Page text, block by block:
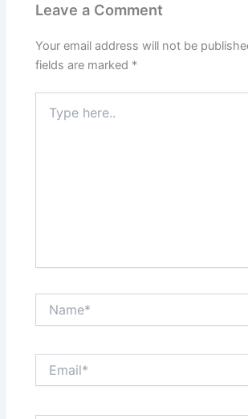
Leave a Comment
Your email address will not be
fields are marked *
here..